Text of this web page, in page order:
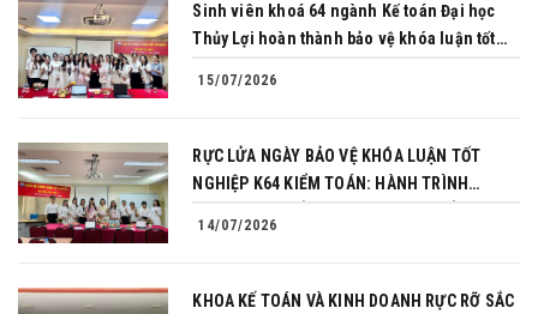
Sinh viên khoá 64 ngành Kế toán Đại học
Thủy Lợi hoàn thành bảo vệ khóa luận tốt
15/07/2026
RỰC LỬA NGÀY BẢO VỆ KHÓA LUẬN TỐT
NGHIỆP K64 KIỂM TOÁN: HÀNH TRÌNH
14/07/2026
KHOA KẾ TOÁN VÀ KINH DOANH RỰC RỠ SẮC